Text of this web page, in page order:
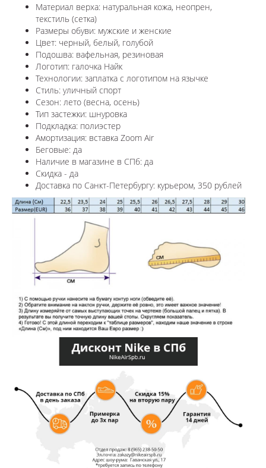
Материал верха: натуральная кожа, неопрен,
текстиль (сетка)
Размеры обуви: мужские и женские
Цвет: черный, белый, голубой
Подошва: вафельная, резиновая
Логотип: галочка Найк
Технологии: заплатка с логотипом на язычке
Стиль: уличный спорт
Сезон: лето (весна, осень)
Тип застежки: шнуровка
Подкладка: полиэстер
Амортизация: вставка Zoom Air
Беговые: да
Наличие в магазине в СПб: да
Скидка - да
Доставка по Санкт-Петербургу: курьером, 350 рублей